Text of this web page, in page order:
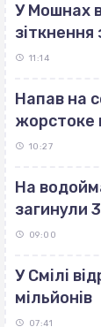
У Мошнах
11:14
Напав на
жорстоке
10:27
На
загинули
09:00
У Смілі
мільйонів
07:41